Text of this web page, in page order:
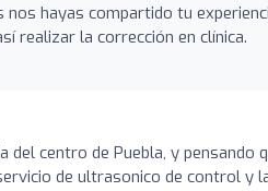
hayas compartido tu
realizar la corrección en clínica.
del centro de Puebla, y pensando
de ultrasonico de control y